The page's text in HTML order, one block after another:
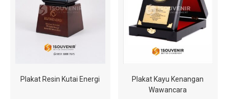
Plakat Resin Kutai Energi
Plakat Kayu Kenangan
Wawancara